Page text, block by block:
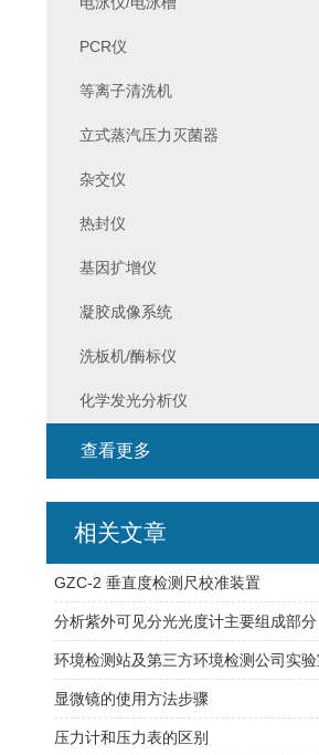
PCR仪
等离子清洗机
立式蒸汽压力灭菌器
杂交仪
热封仪
基因扩增仪
凝胶成像系统
洗板机/酶标仪
化学发光分析仪
查看更多
相关文章
GZC-2 垂直度检测尺校准装置
分析紫外可见分光光度计主要组成部分
显微镜的使用方法步骤
压力计和压力表的区别